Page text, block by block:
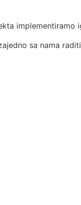
implementiramo
sa nama